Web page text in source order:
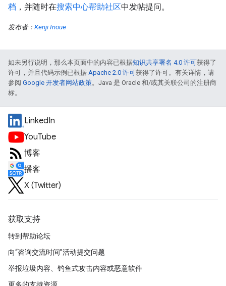
档 ，并随时在搜索中心帮助社区中发帖提问。
发布者： Kenji Inoue
如未另行说明，那么本页面中的内容已根据知识共享署名 4.0 许可获得了
许可，并且代码示例已根据 Apache 2.0 许可获得了许可。有关详情，请
参阅 Google 开发者网站政策。Java 是 Oracle 和/或其关联公司的注册商
标。
LinkedIn
YouTube
博客
播客
X (Twitter)
获取支持
转到帮助论坛
向“咨询交流时间”活动提交问题
举报垃圾内容、钓鱼式攻击内容或恶意软件